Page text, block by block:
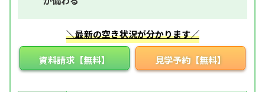
＼最新の空き状況が分かります／
資料請求【無料】 見学予約【無料】